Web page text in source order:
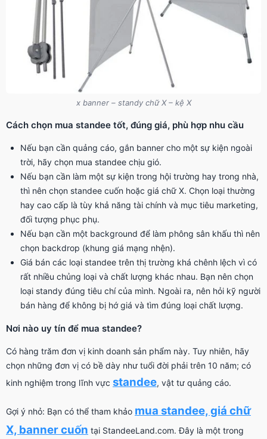
x banner – standy chữ X – kệ X
Cách chọn mua standee tốt, đúng giá, phù hợp nhu cầu
Nếu bạn cần quảng cáo, gắn banner cho một sự kiện ngoài
trời, hãy chọn mua standee chịu gió.
Nếu bạn cần làm một sự kiện trong hội trường hay trong nhà,
thì nên chọn standee cuốn hoặc giá chữ X. Chọn loại thường
hay cao cấp là tùy khả năng tài chính và mục tiêu marketing,
đối tượng phục phụ.
Nếu bạn cần một background để làm phông sân khấu thì nên
chọn backdrop (khung giá mạng nhện).
Giá bán các loại standee trên thị trường khá chênh lệch vì có
rất nhiều chủng loại và chất lượng khác nhau. Bạn nên chọn
loại standy đúng tiêu chí của mình. Ngoài ra, nên hỏi kỹ người
bán hàng để không bị hớ giá và tìm đúng loại chất lượng.
Nơi nào uy tín để mua standee?
Có hàng trăm đơn vị kinh doanh sản phẩm này. Tuy nhiên, hãy
chọn những đơn vị có bề dày như tuổi đời phải trên 10 năm; có
kinh nghiệm trong lĩnh vực standee, vật tư quảng cáo.
Gợi ý nhỏ: Bạn có thể tham khảo mua standee, giá chữ
X, banner cuốn tại StandeeLand.com. Đây là một trong